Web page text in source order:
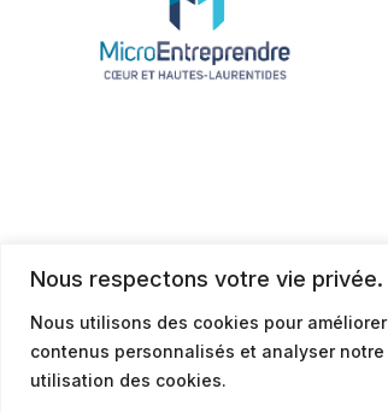
Nous respectons votre vie privée.
Nous utilisons des cookies pour
contenus personnalisés et analyser
utilisation des cookies.
© 2026 Politique de